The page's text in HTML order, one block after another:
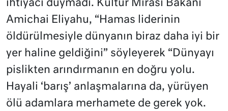
ihtiyacı duymadı. Kültür Mirası Bakanı
Amichai Eliyahu, “Hamas liderinin
öldürülmesiyle dünyanın biraz daha iyi bir
yer haline geldiğini” söyleyerek “Dünyayı
pislikten arındırmanın en doğru yolu.
Hayali ‘barış’ anlaşmalarına da, yürüyen
ölü adamlara merhamete de gerek yok.